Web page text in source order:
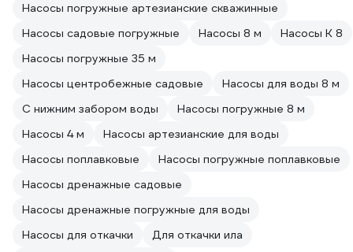
Насосы погружные артезианские скважинные
Насосы садовые погружные
Насосы 8 м
Насосы К 8
Насосы погружные 35 м
Насосы центробежные садовые
Насосы для воды 8 м
С нижним забором воды
Насосы погружные 8 м
Насосы 4 м
Насосы артезианские для воды
Насосы поплавковые
Насосы погружные поплавковые
Насосы дренажные садовые
Насосы дренажные погружные для воды
Насосы для откачки
Для откачки ила